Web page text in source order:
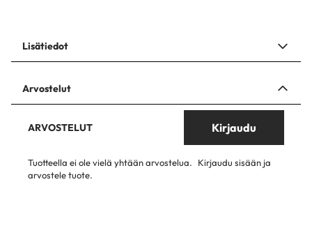
Lisätiedot
Arvostelut
ARVOSTELUT Kirjaudu
Tuotteella ei ole vielä yhtään arvostelua.
Kirjaudu sisään ja
arvostele tuote.